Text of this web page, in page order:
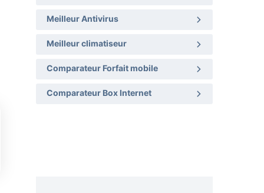
Meilleur Antivirus
Meilleur climatiseur
Comparateur Forfait mobile
Comparateur Box Internet